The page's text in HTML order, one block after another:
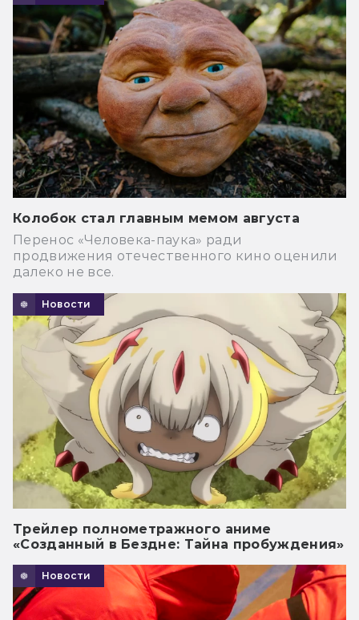
Колобок стал главным мемом августа
Перенос «Человека-паука» ради
продвижения отечественного кино оценили
далеко не все.
Новости
Трейлер полнометражного аниме
«Созданный в Бездне: Тайна пробуждения»
Новости